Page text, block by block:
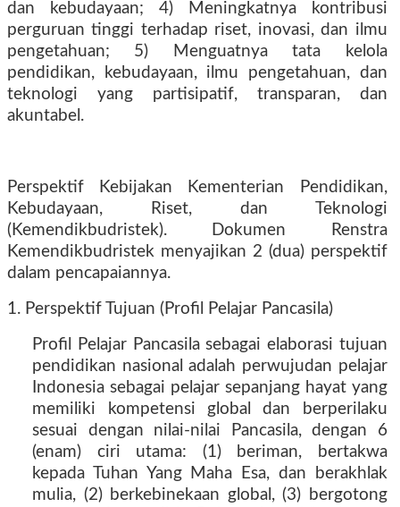
dan kebudayaan; 4) Meningkatnya kontribusi
perguruan tinggi terhadap riset, inovasi, dan ilmu
pengetahuan; 5) Menguatnya tata kelola
pendidikan, kebudayaan, ilmu pengetahuan, dan
teknologi yang partisipatif, transparan, dan
akuntabel.
Perspektif Kebijakan Kementerian Pendidikan,
Kebudayaan, Riset, dan Teknologi
(Kemendikbudristek). Dokumen Renstra
Kemendikbudristek menyajikan 2 (dua) perspektif
dalam pencapaiannya.
1. Perspektif Tujuan (Profil Pelajar Pancasila)
Profil Pelajar Pancasila sebagai elaborasi tujuan
pendidikan nasional adalah perwujudan pelajar
Indonesia sebagai pelajar sepanjang hayat yang
memiliki kompetensi global dan berperilaku
sesuai dengan nilai-nilai Pancasila, dengan 6
(enam) ciri utama: (1) beriman, bertakwa
kepada Tuhan Yang Maha Esa, dan berakhlak
mulia, (2) berkebinekaan global, (3) bergotong